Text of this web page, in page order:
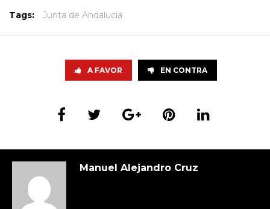
Tags: Junta de Andalucía
A FAVOR EN CONTRA
Manuel Alejandro Cruz